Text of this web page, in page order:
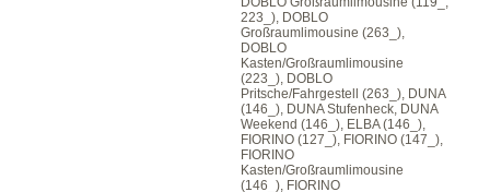
223_), DOBLO
Großraumlimousine (263_),
DOBLO
Kasten/Großraumlimousine
(223_), DOBLO
Pritsche/Fahrgestell (263_), DUNA
(146_), DUNA Stufenheck, DUNA
Weekend (146_), ELBA (146_),
FIORINO (127_), FIORINO (147_),
FIORINO
Kasten/Großraumlimousine
(146_), FIORINO